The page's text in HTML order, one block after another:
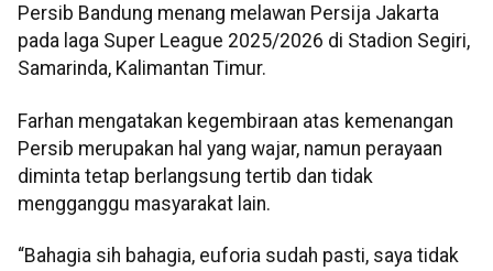
Persib Bandung menang melawan Persija Jakarta
pada laga Super League 2025/2026 di Stadion Segiri,
Samarinda, Kalimantan Timur.
Farhan mengatakan kegembiraan atas kemenangan
Persib merupakan hal yang wajar, namun perayaan
diminta tetap berlangsung tertib dan tidak
mengganggu masyarakat lain.
“Bahagia sih bahagia, euforia sudah pasti, saya tidak